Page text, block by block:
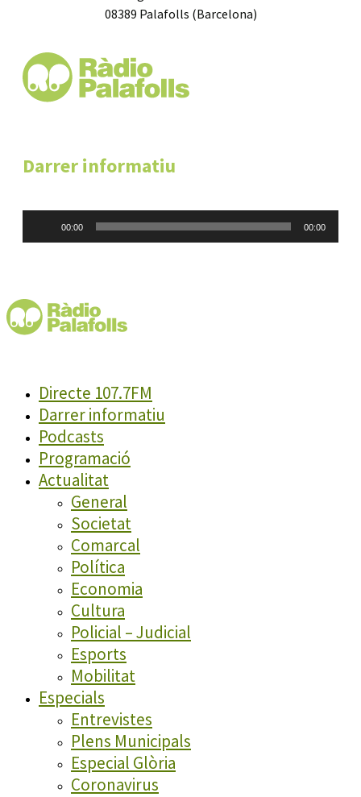
08389 Palafolls (Barcelona)
Darrer informatiu
00:00 00:00
Directe 107.7FM
Darrer informatiu
Podcasts
Programació
Actualitat
General
Societat
Comarcal
Política
Economia
Cultura
Policial – Judicial
Esports
Mobilitat
Especials
Entrevistes
Plens Municipals
Especial Glòria
Coronavirus